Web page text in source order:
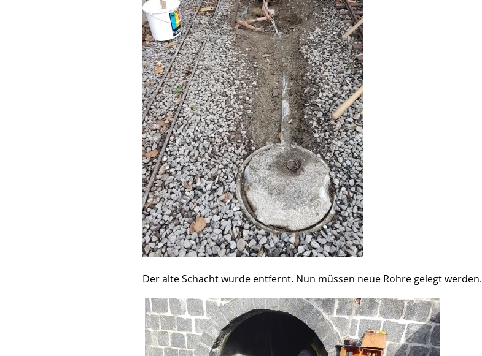
Der alte Schacht wurde entfernt. Nun müssen neue Rohre gelegt werden.